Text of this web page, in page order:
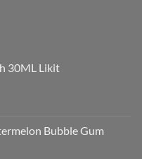
30ML Likit
Bubble Gum